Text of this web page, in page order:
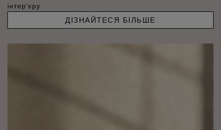
інтер'єру
ДІЗНАЙТЕСЯ БІЛЬШЕ